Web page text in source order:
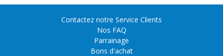
Contactez notre Service Clients
Nos FAQ
Parrainage
Bons d'achat